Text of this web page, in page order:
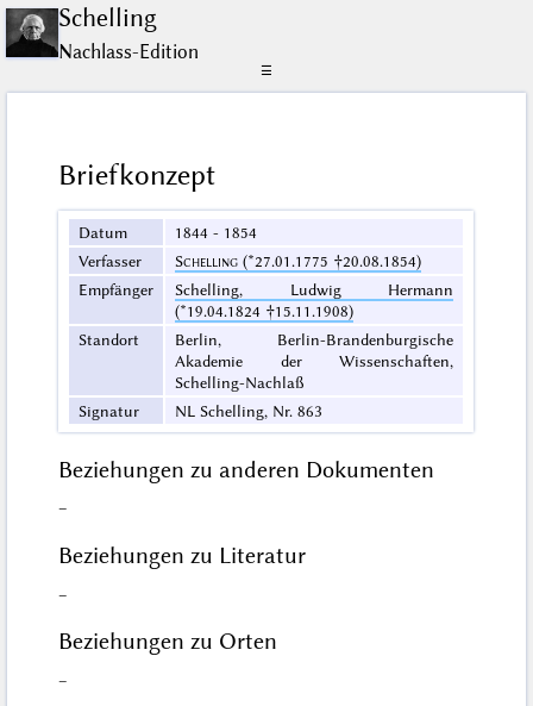
Schelling
Nachlass-Edition
☰
Briefkonzept
Datum
1844 - 1854
Verfasser
Schelling (*27.01.1775 †20.08.1854)
Empfänger
Schelling, Ludwig Hermann
(*19.04.1824 †15.11.1908)
Standort
Berlin, Berlin-Brandenburgische
Akademie der Wissenschaften,
Schelling-Nachlaß
Signatur
NL Schelling, Nr. 863
Beziehungen zu anderen Dokumenten
–
Beziehungen zu Literatur
–
Beziehungen zu Orten
–